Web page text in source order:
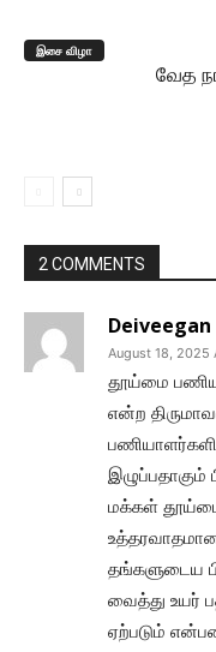
இசை விழா
வேத
2 COMMENTS
Deiveegan
August 18, 2025
தூய்மை
என்ற
இழுப்பதாகும்
மக்கள்
தங்களுடைய
வைத்து உயர்
ஏற்படும்